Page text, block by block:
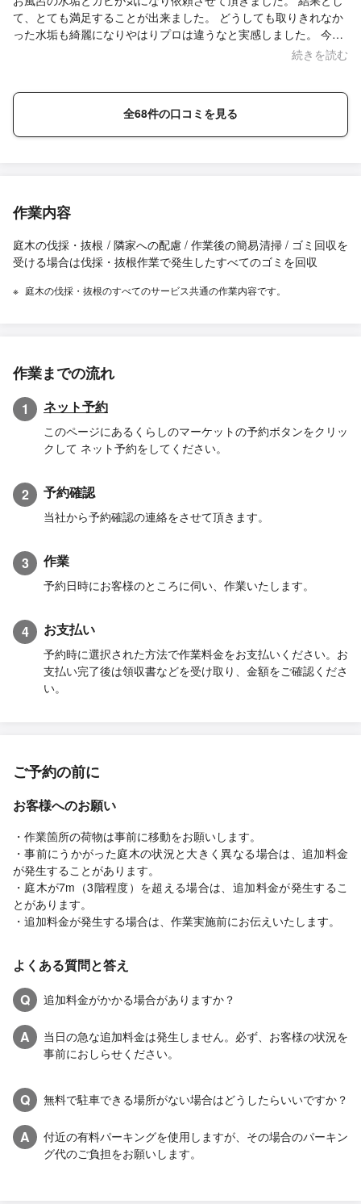
て、とても満足することが出来ました。 どうしても取りきれなか
った水垢も綺麗になりやはりプロは違うなと実感しました。 今後
の維持方法も教えて頂いたので、綺麗な状態を保てるように頑張
続きを読む
全68件の口コミを見る
作業内容
庭木の伐採・抜根 / 隣家への配慮 / 作業後の簡易清掃 / ゴミ回収を
受ける場合は伐採・抜根作業で発生したすべてのゴミを回収
庭木の伐採・抜根のすべてのサービス共通の作業内容です。
作業までの流れ
1 ネット予約
このページにあるくらしのマーケットの予約ボタンをクリッ
クして ネット予約をしてください。
2 予約確認
当社から予約確認の連絡をさせて頂きます。
3 作業
予約日時にお客様のところに伺い、作業いたします。
4 お支払い
予約時に選択された方法で作業料金をお支払いください。お
支払い完了後は領収書などを受け取り、金額をご確認くださ
い。
ご予約の前に
お客様へのお願い
・作業箇所の荷物は事前に移動をお願いします。
・事前にうかがった庭木の状況と大きく異なる場合は、追加料金
が発生することがあります。
・庭木が7m（3階程度）を超える場合は、追加料金が発生するこ
とがあります。
・追加料金が発生する場合は、作業実施前にお伝えいたします。
よくある質問と答え
Q
追加料金がかかる場合がありますか？
A
当日の急な追加料金は発生しません。必ず、お客様の状況を
事前におしらせください。
Q 無料で駐車できる場所がない場合はどうしたらいいですか？
A
付近の有料パーキングを使用しますが、その場合のパーキン
グ代のご負担をお願いします。